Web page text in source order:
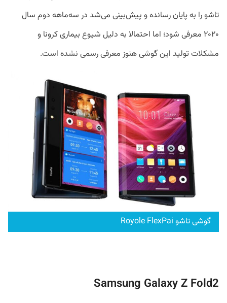
تاشو را به پایان رسانده و پیش‌بینی می‌شد در سه‌ماهه دوم سال
۲۰۲۰ معرفی شود؛ اما احتمالا به دلیل شیوع بیماری کرونا و
مشکلات تولید این گوشی هنوز معرفی رسمی نشده است.
گوشی تاشو Royole FlexPai
Samsung Galaxy Z Fold2